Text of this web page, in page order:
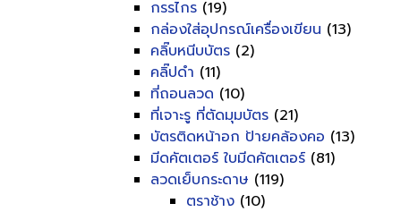
กรรไกร (19)
กล่องใส่อุปกรณ์เครื่องเขียน (13)
คลิ๊บหนีบบัตร (2)
คลิ๊ปดำ (11)
ที่ถอนลวด (10)
ที่เจาะรู ที่ตัดมุมบัตร (21)
บัตรติดหน้าอก ป้ายคล้องคอ (13)
มีดคัตเตอร์ ใบมีดคัตเตอร์ (81)
ลวดเย็บกระดาษ (119)
ตราช้าง (10)